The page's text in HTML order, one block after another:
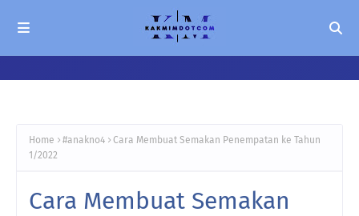
Home #anakno4
Cara Membuat Semakan Penempatan ke Tahun
1/2022
Cara Membuat Semakan